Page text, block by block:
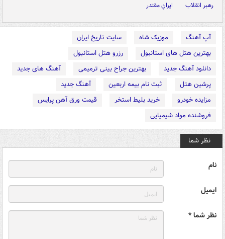
رهبر انقلاب
ایرانِ مقتدر
آپ آهنگ موزیک شاه
سایت تاریخ ایران
بهترین هتل های استانبول
رزرو هتل استانبول
دانلود آهنگ جدید
بهترین جراح بینی ترمیمی
آهنگ های جدید
پرشین هتل
ثبت نام بیمه اربعین
آهنگ جدید
مزایده خودرو
خرید بلیط استخر
قیمت ورق آهن پرایس
فروشنده مواد شیمیایی
نظر شما
نام
ایمیل
نظر شما *